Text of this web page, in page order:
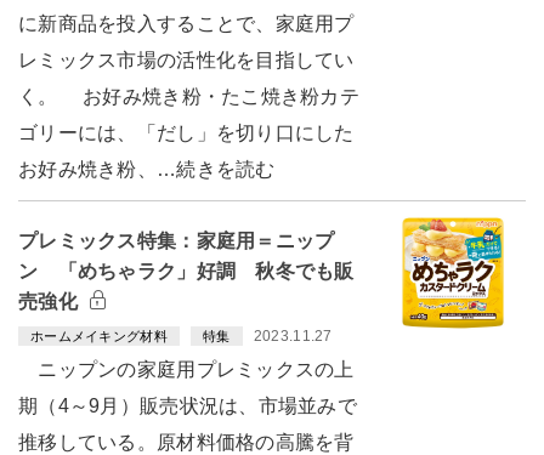
に新商品を投入することで、家庭用プ
レミックス市場の活性化を目指してい
く。 お好み焼き粉・たこ焼き粉カテ
ゴリーには、「だし」を切り口にした
お好み焼き粉、…続きを読む
プレミックス特集：家庭用＝ニップ
ン 「めちゃラク」好調 秋冬でも販
売強化
ホームメイキング材料 特集 2023.11.27
ニップンの家庭用プレミックスの上
期（4～9月）販売状況は、市場並みで
推移している。原材料価格の高騰を背